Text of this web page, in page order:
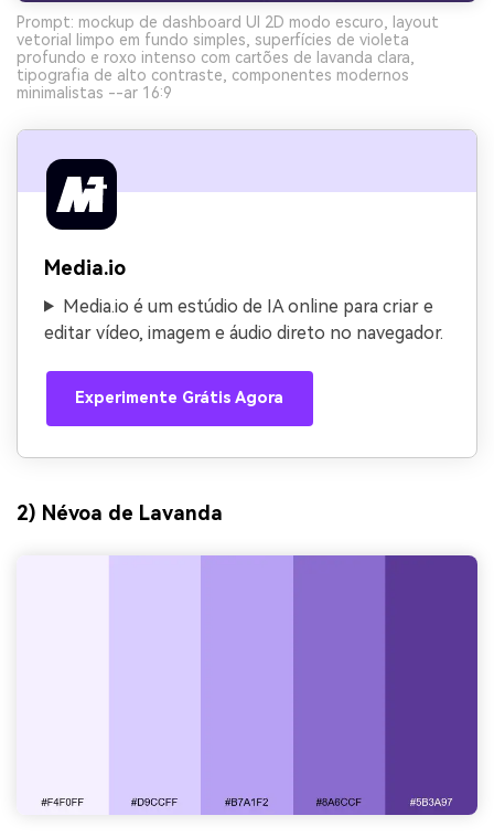
Prompt: mockup de dashboard UI 2D modo escuro, layout
vetorial limpo em fundo simples, superfícies de violeta
profundo e roxo intenso com cartões de lavanda clara,
tipografia de alto contraste, componentes modernos
minimalistas --ar 16:9
Media.io
Media.io é um estúdio de IA online para criar e
editar vídeo, imagem e áudio direto no navegador.
Experimente Grátis Agora
2) Névoa de Lavanda